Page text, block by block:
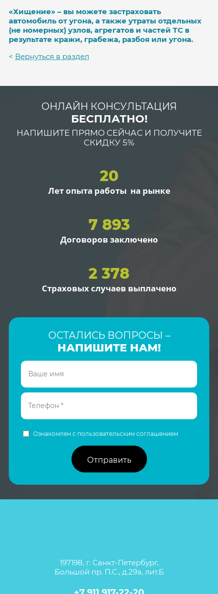
«Хищение» – вы можете застраховать
автомобиль от угона, а также утраты отдельных
(не номерных) узлов, агрегатов и частей ТС в
результате кражи, грабежа, разбоя или угона.
< Вернуться в раздел
ОНЛАЙН КОНСУЛЬТАЦИЯ
БЕСПЛАТНО!
НАПИШИТЕ ПРЯМО СЕЙЧАС И ПОЛУЧИТЕ
СКИДКУ 5%
20
Лет опыта работы на рынке
7 893
Договоров заключено
2 378
Страховых случаев выплачено
ОСТАЛИСЬ ВОПРОСЫ –
НАПИШИТЕ НАМ!
Ознакомлен с пользовательским соглашением
Отправить
197198, г. Санкт-Петербург,
Большой пр. П.С., д.29а, лит.Б